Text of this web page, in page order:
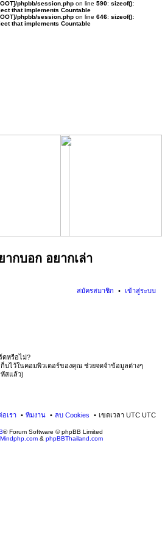
phpbb/session.php on line 590: sizeof():
that implements Countable
phpbb/session.php on line 646: sizeof():
that implements Countable
ากบอก อยากเล่า
เข้าสู่ระบบ
สมัครสมาชิก
ดหรือไม่?
บไว้ในคอมพิวเตอร์ของคุณ ช่วยจดจำข้อมูลต่างๆ
หัสแล้ว)
เขตเวลา UTC UTC
ลบ Cookies
ทีมงาน
เรา
® Forum Software © phpBB Limited
Mindphp.com& phpBBThailand.com